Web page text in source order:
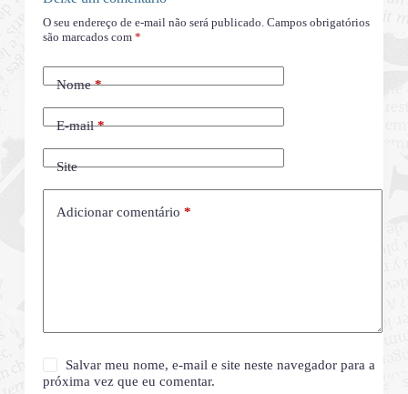
O seu endereço de e-mail não será publicado. Campos obrigatórios
são marcados com *
Nome*
E-mail*
Site
Adicionar comentário *
Salvar meu nome, e-mail e site neste navegador para a
próxima vez que eu comentar.